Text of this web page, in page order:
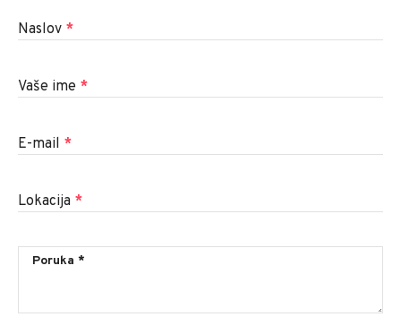
Naslov *
Vaše ime *
E-mail *
Lokacija *